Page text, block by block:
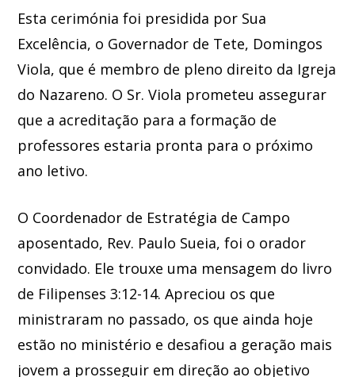
Esta cerimónia foi presidida por Sua
Excelência, o Governador de Tete, Domingos
Viola, que é membro de pleno direito da Igreja
do Nazareno. O Sr. Viola prometeu assegurar
que a acreditação para a formação de
professores estaria pronta para o próximo
ano letivo.
O Coordenador de Estratégia de Campo
aposentado, Rev. Paulo Sueia, foi o orador
convidado. Ele trouxe uma mensagem do livro
de Filipenses 3:12-14. Apreciou os que
ministraram no passado, os que ainda hoje
estão no ministério e desafiou a geração mais
jovem a prosseguir em direção ao objetivo